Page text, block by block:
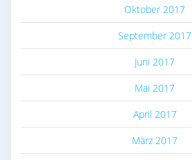
Oktober 2017
September 2017
Juni 2017
Mai 2017
April 2017
März 2017